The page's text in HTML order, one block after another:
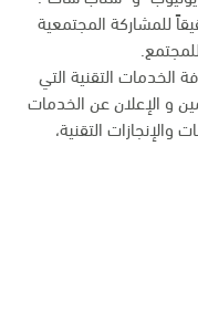
للمشاركة المجتمعية
الخدمات التقنية التي
و الإعلان عن الخدمات
التقنية،